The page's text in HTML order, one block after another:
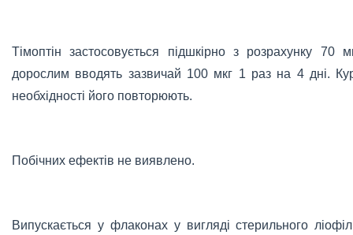
Тімоптін застосовується підшкірно з розрахунку
дорослим вводять зазвичай 100 мкг 1 раз на 4 дні.
необхідності його повторюють.
Побічних ефектів не виявлено.
Випускається у флаконах у вигляді стерильного